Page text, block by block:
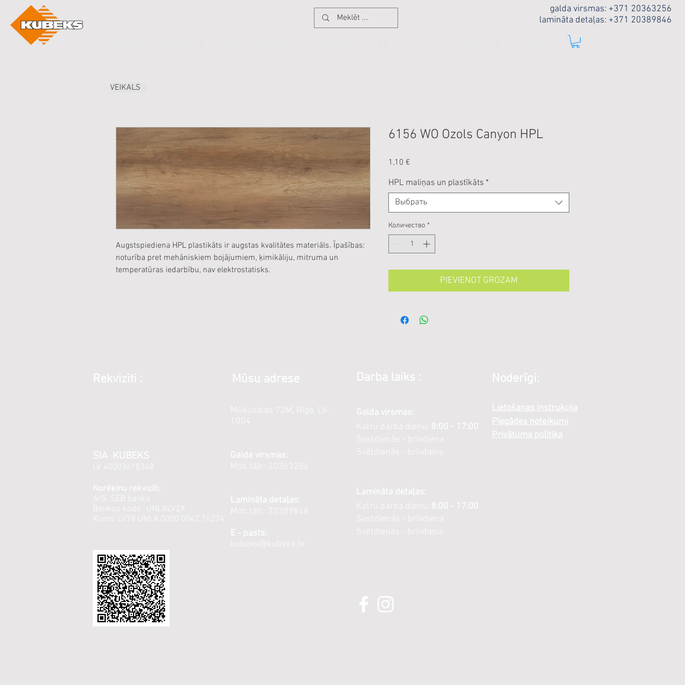
galda virsmas: +371 20363256
lamināta detaļas: +371 20389846
Augstspiediena HPL plastikāts ir augstas kvalitātes materiāls. Īpašības:
noturība pret mehāniskiem bojājumiem, ķimikāliju, mitruma un
temperatūras iedarbību, nav elektrostatisks.
6156 WO Ozols Canyon HPL
1,10 €
HPL maliņas un plastīkāts *
Выбрать
Количество *
PIEVIENOT GROZAM
VEIKALS
Rekvizīti : Mūsu adrese
Mūkusalas 72M, Rīga, LV-
1004
SIA KUBEKS
LV 40003678348
Norēķinu rekvizīti:
A/S SEB banka
Bankas kods: UNLALV2X
Konts: LV78 UNLA 0050 0042 76274
Galda virsmas:
Mob.tālr.: 20363256
Lamināta detaļas:
Mob.tālr.: 20389846
E - pasts:
kubeks@kubeks.lv
Darba laiks :
Galda virsmas:
Katru darba dienu: 8:00 - 17:00
Sestdienās - brīvdiena
Svētdienās - brīvdiena
Lamināta detaļas:
Katru darba dienu: 8:00 - 17:00
Sestdienās - brīvdiena
Svētdienās - brīvdiena
Noderīgi:
Lietošanas instrukcija
Piegādes noteikumi
Privātuma politika